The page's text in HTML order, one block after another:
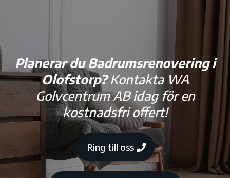
Planerar du Badrumsrenovering i
Olofstorp?Kontakta WA
Golvcentrum AB idag för en
kostnadsfri offert!
Ring till oss